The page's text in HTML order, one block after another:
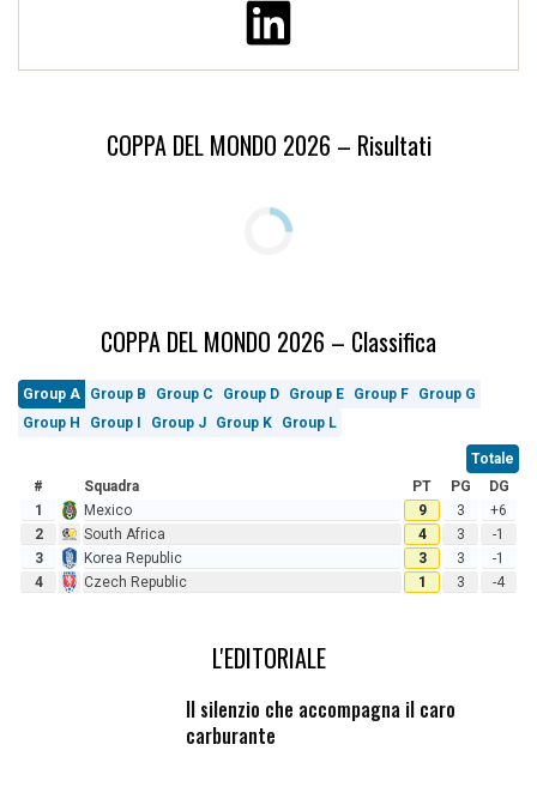
COPPA DEL MONDO 2026 – Risultati
COPPA DEL MONDO 2026 – Classifica
Group A Group B Group C Group D Group E Group F
Group G
Group H
Group I Group J Group K Group L
Totale
#
Squadra PT PG
DG
1
Mexico 9 3
+6
2
South Africa 4 3
-1
3
Korea Republic 3 3
-1
4
Czech Republic 1 3 -4
L'EDITORIALE
Il silenzio che accompagna il caro
carburante